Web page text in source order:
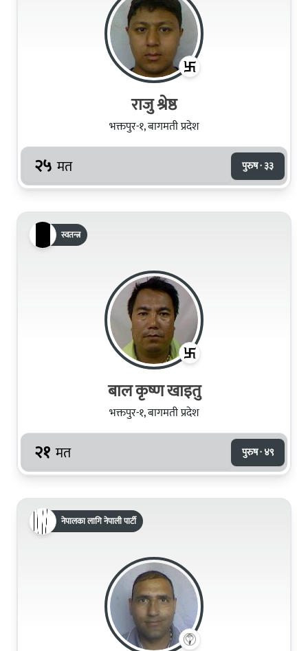
राजु श्रेष्ठ
भक्तपुर-१, बागमती प्रदेश
२५ मत पुरुष · ३३
स्वतन्त्र
बाल कृष्ण खाइतु
भक्तपुर-१, बागमती प्रदेश
२१ मत पुरुष · ४९
नेपालका लागि नेपाली पार्टी